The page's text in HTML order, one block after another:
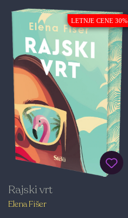
LETNJE CENE 30%
Rajski vrt
Elena Fišer